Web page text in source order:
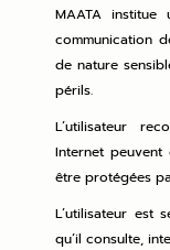
MAATA
communication
de nature
périls.
L’utilisateur
Internet peuvent
être protégées
L’utilisateur est
qu’il consulte,